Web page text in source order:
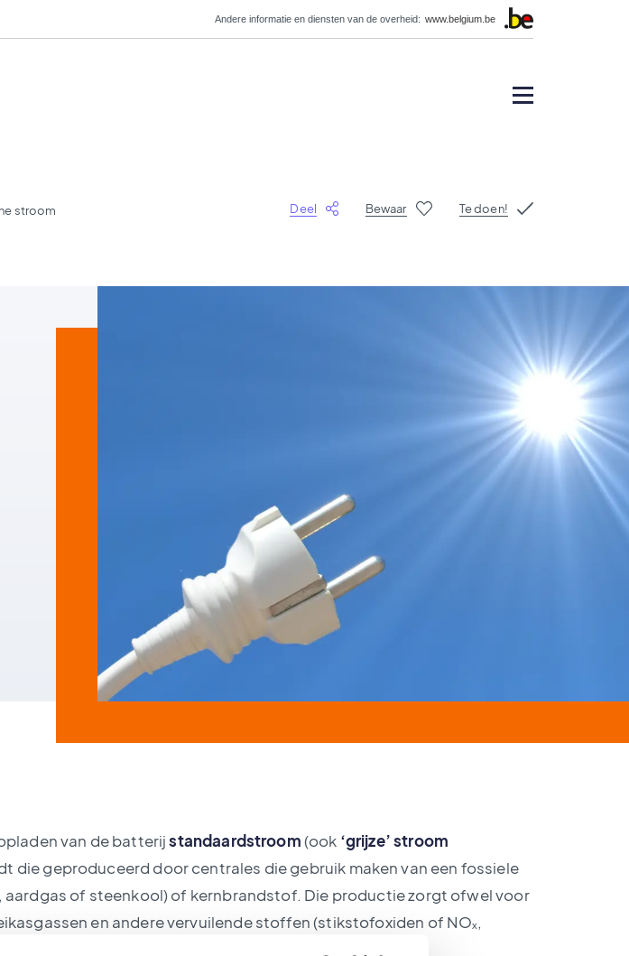
Andere informatie en diensten van de overheid: www.belgium.be
stroom Deel Bewaar Te doen!
van de batterijstandaardstroom(ook ‘grijze’ stroom
die geproduceerd door centrales die gebruik maken van een fossiele
of steenkool) of kernbrandstof. Die productie zorgt ofwel voor
en andere vervuilende stoffen (stikstofoxiden of NOₓ,